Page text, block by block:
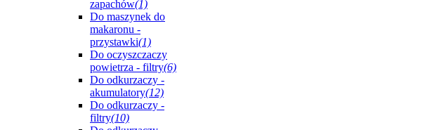
zapachów(1)
Do maszynek do
makaronu -
przystawki(1)
Do oczyszczaczy
powietrza - filtry(6)
Do odkurzaczy -
akumulatory(12)
Do odkurzaczy -
filtry(10)